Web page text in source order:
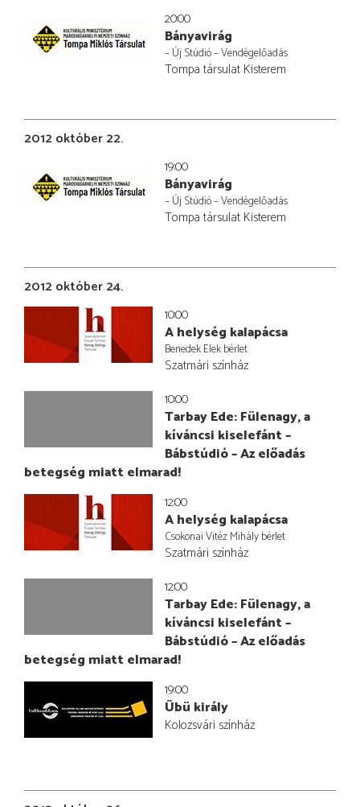
20:00
Bányavirág
– Új Stúdió – Vendégelőadás
Tompa társulat Kisterem
2012 október 22.
19:00
Bányavirág
– Új Stúdió – Vendégelőadás
Tompa társulat Kisterem
2012 október 24.
10:00
A helység kalapácsa
Benedek Elek bérlet
Szatmári színház
10:00
Tarbay Ede: Fülenagy, a
kíváncsi kiselefánt –
Bábstúdió – Az előadás
betegség miatt elmarad!
12:00
A helység kalapácsa
Csokonai Vitéz Mihály bérlet
Szatmári színház
12:00
Tarbay Ede: Fülenagy, a
kíváncsi kiselefánt –
Bábstúdió – Az előadás
betegség miatt elmarad!
19:00
Übü király
Kolozsvári színház